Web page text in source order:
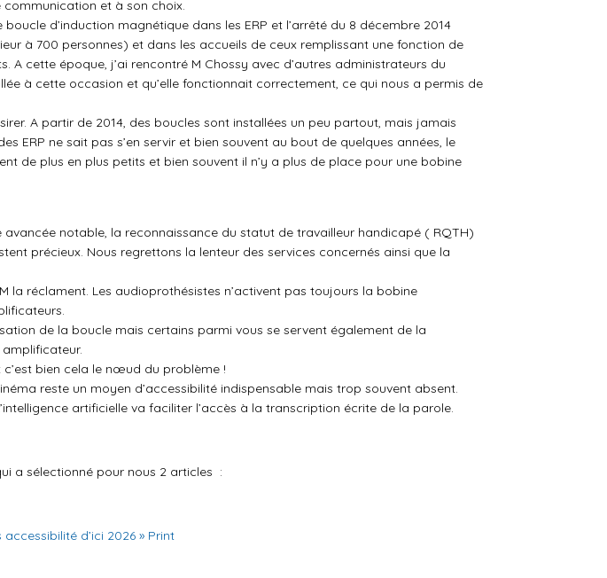
et à son choix.
d’induction magnétique dans les ERP et l’arrêté du 8 décembre 2014
à 700 personnes) et dans les accueils de ceux remplissant une fonction de
A cette époque, j’ai rencontré M Chossy avec d’autres administrateurs du
à cette occasion et qu’elle fonctionnait correctement, ce qui nous a permis de
A partir de 2014, des boucles sont installées un peu partout, mais jamais
ERP ne sait pas s’en servir et bien souvent au bout de quelques années, le
de plus en plus petits et bien souvent il n’y a plus de place pour une bobine
notable, la reconnaissance du statut de travailleur handicapé ( RQTH)
précieux. Nous regrettons la lenteur des services concernés ainsi que la
la réclament. Les audioprothésistes n’activent pas toujours la bobine
de la boucle mais certains parmi vous se servent également de la
c’est bien cela le nœud du problème !
reste un moyen d’accessibilité indispensable mais trop souvent absent.
artificielle va faciliter l’accès à la transcription écrite de la parole.
a sélectionné pour nous 2 articles :
d’ici 2026 » Print